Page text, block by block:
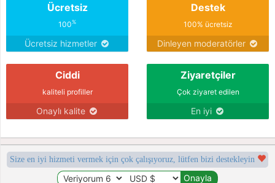
Ücretsiz
100%
Ücretsiz hizmetler
Destek
100% ücretsiz
Dinleyen moderatörler
Ciddi
kaliteli profiller
Onaylı kalite
Ziyaretçiler
Çok ziyaret edilen
En iyi
Size en iyi hizmeti vermek için çok çalışıyoruz, lütfen bizi destekleyin